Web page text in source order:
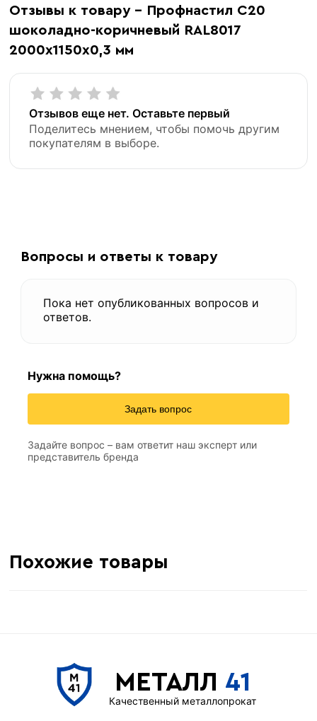
«В корзину»
«Быстрый заказ»
Длина
Количество штук в 1 тонне ≈ 156 шт
Отзывы к товару - Профнастил С20
шоколадно-коричневый RAL8017
2000х1150х0,3 мм
Отзывов еще нет. Оставьте первый
Поделитесь мнением, чтобы помочь другим
покупателям в выборе.
Вопросы и ответы к товару
Пока нет опубликованных вопросов и
ответов.
Нужна помощь?
Задать вопрос
Задайте вопрос – вам ответит наш эксперт или
представитель бренда
Похожие товары
МЕТАЛЛ 41
Качественный металлопрокат